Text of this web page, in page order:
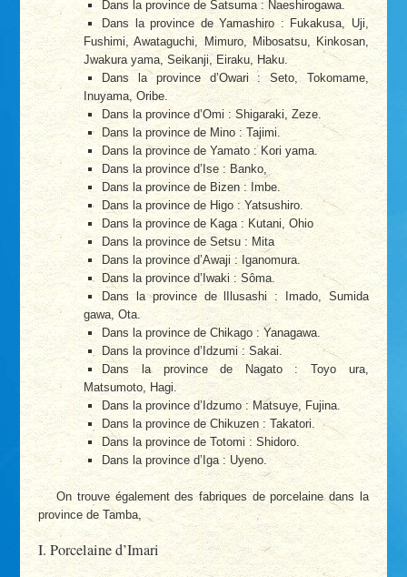
Dans la province de Satsuma : Naeshirogawa.
Dans la province de Yamashiro : Fukakusa, Uji,
Fushimi, Awataguchi, Mimuro, Mibosatsu, Kinkosan,
Jwakura yama, Seikanji, Eiraku, Haku.
Dans la province d’Owari : Seto, Tokomame,
Inuyama, Oribe.
Dans la province d’Omi : Shigaraki, Zeze.
Dans la province de Mino : Tajimi.
Dans la province de Yamato : Kori yama.
Dans la province d’Ise : Banko,
Dans la province de Bizen : Imbe.
Dans la province de Higo : Yatsushiro.
Dans la province de Kaga : Kutani, Ohio
Dans la province de Setsu : Mita
Dans la province d’Awaji : Iganomura.
Dans la province d’Iwaki : Sôma.
Dans la province de lIlusashi : Imado, Sumida
gawa, Ota.
Dans la province de Chikago : Yanagawa.
Dans la province d’Idzumi : Sakai.
Dans la province de Nagato : Toyo ura,
Matsumoto, Hagi.
Dans la province d’Idzumo : Matsuye, Fujina.
Dans la province de Chikuzen : Takatori.
Dans la province de Totomi : Shidoro.
Dans la province d’Iga : Uyeno.
On trouve également des fabriques de porcelaine dans la
province de Tamba,
I. Porcelaine d’Imari